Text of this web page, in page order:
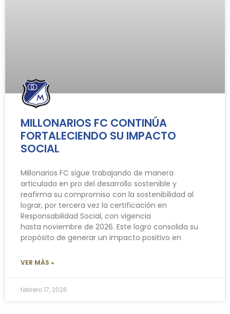
MILLONARIOS FC CONTINÚA
FORTALECIENDO SU IMPACTO
SOCIAL
Millonarios FC sigue trabajando de manera
articulada en pro del desarrollo sostenible y
reafirma su compromiso con la sostenibilidad al
lograr, por tercera vez la certificación en
Responsabilidad Social, con vigencia
hasta noviembre de 2026. Este logro consolida su
propósito de generar un impacto positivo en
VER MÁS »
febrero 17, 2026